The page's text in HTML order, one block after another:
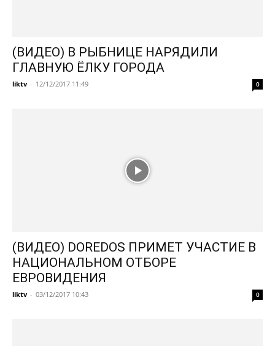
(ВИДЕО) В РЫБНИЦЕ НАРЯДИЛИ
ГЛАВНУЮ ЁЛКУ ГОРОДА
liktv - 12/12/2017 11:49 0
(ВИДЕО) DOREDOS ПРИМЕТ УЧАСТИЕ В
НАЦИОНАЛЬНОМ ОТБОРЕ
ЕВРОВИДЕНИЯ
liktv - 03/12/2017 10:43 0